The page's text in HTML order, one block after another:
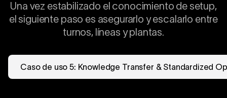
Una vez estabilizado el conocimiento de setup,
el siguiente paso es asegurarlo y escalarlo entre
turnos, líneas y plantas.
Caso de uso 5: Knowledge Transfer & Standardized